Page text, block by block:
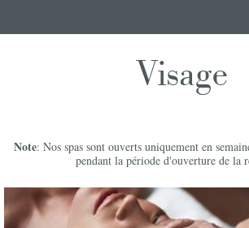
Visage
Note: Nos spas sont ouverts uniquement en
pendant la période d'ouverture de la